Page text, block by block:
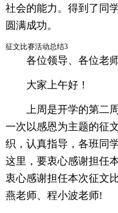
社会的能力。得到了同
圆满成功。
征文比赛活动总结3
各位领导、各位老
大家上午好！
上周是开学的第二
一次以感恩为主题的征
织，认真指导，各班同
这里，要衷心感谢担任
衷心感谢担任本次征文
燕老师、程小波老师!